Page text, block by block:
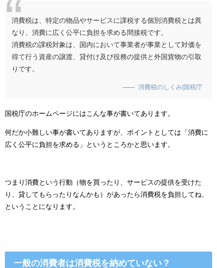
消費税は、特定の物品やサービスに課税する個別消費税とは異
なり、消費に広く公平に負担を求める間接税です。
消費税の課税対象は、国内において事業者が事業として対価を
得て行う資産の譲渡、貸付け及び役務の提供と外国貨物の引取
りです。
消費税のしくみ|国税庁
国税庁のホームページにはこんな事が書いてあります。
何だか小難しい事が書いてありますが、ポイントとしては「消費に
広く公平に負担を求める」というところかと思います。
つまり消費という行動（物を買ったり、サービスの提供を受けた
り、貸してもらったりなんかも）があったら消費税を負担してね、
ということになります。
一般の消費者は消費税を納めていない？